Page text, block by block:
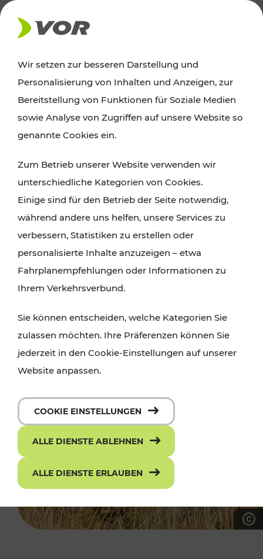
AKTUELLES
Ausflugstipps
Wien, Niederösterreich und das Burgenland
Wanderungen, Kultur und Gastronomie,
Radtouren oder purer Naturgenuss – viele
Attraktionen sind mit den Ticket- und Fahrplan-
Angeboten des VOR gut und schnell erreichbar.
Wir setzen zur besseren Darstellung und
Personalisierung von Inhalten und Anzeigen, zur
Bereitstellung von Funktionen für Soziale Medien
sowie Analyse von Zugriffen auf unsere Website so
genannte Cookies ein.
Zum Betrieb unserer Website verwenden wir
unterschiedliche Kategorien von Cookies.
Einige sind für den Betrieb der Seite notwendig,
während andere uns helfen, unsere Services zu
verbessern, Statistiken zu erstellen oder
personalisierte Inhalte anzuzeigen – etwa
Fahrplanempfehlungen oder Informationen zu
Ihrem Verkehrsverbund.
Sie können entscheiden, welche Kategorien Sie
zulassen möchten. Ihre Präferenzen können Sie
jederzeit in den Cookie-Einstellungen auf unserer
Website anpassen.
COOKIE EINSTELLUNGEN
ALLE DIENSTE ABLEHNEN
ALLE DIENSTE ERLAUBEN